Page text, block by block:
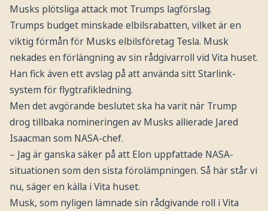
Musks plötsliga attack mot Trumps lagförslag.
Trumps budget minskade elbilsrabatten, vilket är en
viktig förmån för Musks elbilsföretag Tesla. Musk
nekades en förlängning av sin rådgivarroll vid Vita huset.
Han fick även ett avslag på att använda sitt Starlink-
system för flygtrafikledning.
Men det avgörande beslutet ska ha varit när Trump
drog tillbaka nomineringen av Musks allierade Jared
Isaacman som NASA-chef.
– Jag är ganska säker på att Elon uppfattade NASA-
situationen som den sista förolämpningen. Så här står vi
nu, säger en källa i Vita huset.
Musk, som nyligen lämnade sin rådgivande roll i Vita